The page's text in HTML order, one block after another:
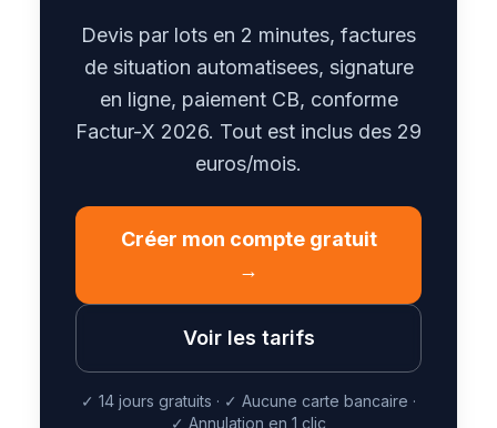
Devis par lots en 2 minutes, factures
de situation automatisees, signature
en ligne, paiement CB, conforme
Factur-X 2026. Tout est inclus des 29
euros/mois.
Créer mon compte gratuit
→
Voir les tarifs
✓ 14 jours gratuits · ✓ Aucune carte bancaire ·
✓ Annulation en 1 clic